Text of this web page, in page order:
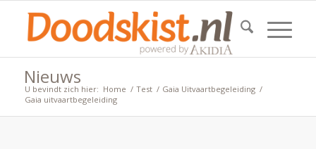
Nieuws
U bevindt zich hier: Home / Test / Gaia Uitvaartbegeleiding /
Gaia uitvaartbegeleiding